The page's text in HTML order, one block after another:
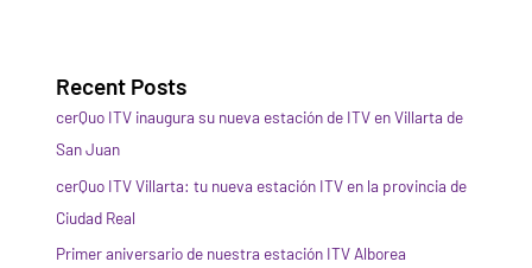
Recent Posts
cerQuo ITV inaugura su nueva estación de ITV en Villarta de
San Juan
cerQuo ITV Villarta: tu nueva estación ITV en la provincia de
Ciudad Real
Primer aniversario de nuestra estación ITV Alborea